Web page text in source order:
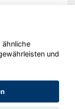
- 2026
ähnliche
und